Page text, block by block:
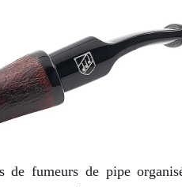
de fumeurs de pipe